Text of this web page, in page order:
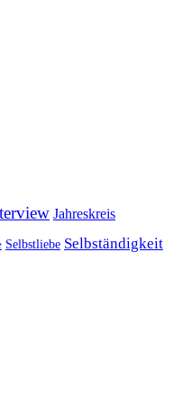
Jahreskreis
Selbstliebe Selbständigkeit